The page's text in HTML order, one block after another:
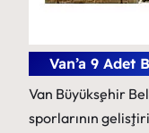
Van’a 9 Adet
Van Büyükşehir
sporlarının